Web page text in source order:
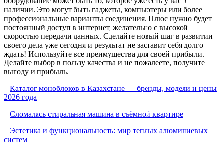
наличии. Это могут быть гаджеты, компьютеры или более
профессиональные варианты соединения. Плюс нужно будет
постоянный доступ в интернет, желательно с высокой
скоростью передачи данных. Сделайте новый шаг в развитии
своего дела уже сегодня и результат не заставит себя долго
ждать! Используйте все преимущества для своей прибыли.
Делайте выбор в пользу качества и не пожалеете, получите
выгоду и прибыль.
Каталог моноблоков в Казахстане — бренды, модели и цены
2026 года
Сломалась стиральная машина в съёмной квартире
Эстетика и функциональность: мир теплых алюминиевых
систем